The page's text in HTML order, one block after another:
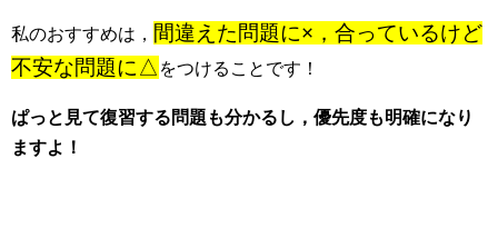
私のおすすめは， 間違えた問題に×，合っているけど
不安な問題に△ をつけることです！
ぱっと見て復習する問題も分かるし，優先度も明確になり
ますよ！